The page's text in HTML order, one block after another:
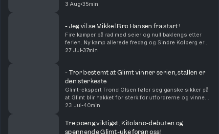
Union Saint-Gilloise og Bodø/Glimt. I tillegg
3 Aug 35min
- Jeg vil se Mikkel Bro Hansen fra start!
Fire kamper på rad med seier og null baklengs etter
ferien. Ny kamp allerede fredag og Sindre Kolberg er
klinkende klar i denne episoden: - La Mikkel Bro
27 Jul 37min
- Tror bestemt at Glimt vinner serien, stallen er
den sterkeste
Glimt-ekspert Trond Olsen føler seg ganske sikker på
at Glimt blir hakket for sterk for utfordrerne og vinner
eliteserien. - Den bredden Glimt har i stallen sin nå
23 Jul 40min
Tre poeng viktigst, Kitolano-debuten og
spennende Glimt-uke foran oss!